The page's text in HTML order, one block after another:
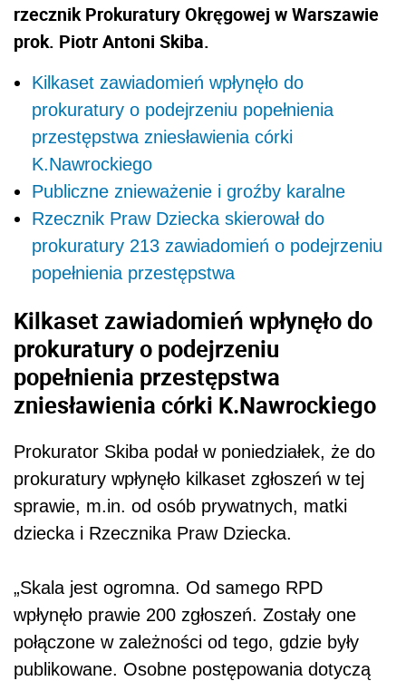
rzecznik Prokuratury Okręgowej w Warszawie
prok. Piotr Antoni Skiba.
Kilkaset zawiadomień wpłynęło do
prokuratury o podejrzeniu popełnienia
przestępstwa zniesławienia córki
K.Nawrockiego
Publiczne znieważenie i groźby karalne
Rzecznik Praw Dziecka skierował do
prokuratury 213 zawiadomień o podejrzeniu
popełnienia przestępstwa
Kilkaset zawiadomień wpłynęło do
prokuratury o podejrzeniu
popełnienia przestępstwa
zniesławienia córki K.Nawrockiego
Prokurator Skiba podał w poniedziałek, że do
prokuratury wpłynęło kilkaset zgłoszeń w tej
sprawie, m.in. od osób prywatnych, matki
dziecka i Rzecznika Praw Dziecka.
„Skala jest ogromna. Od samego RPD
wpłynęło prawie 200 zgłoszeń. Zostały one
połączone w zależności od tego, gdzie były
publikowane. Osobne postępowania dotyczą